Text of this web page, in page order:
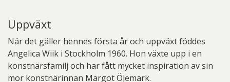
Uppväxt
När det gäller hennes första år och uppväxt föddes
Angelica Wiik i Stockholm 1960. Hon växte upp i en
konstnärsfamilj och har fått mycket inspiration av sin
mor konstnärinnan Margot Öjemark.